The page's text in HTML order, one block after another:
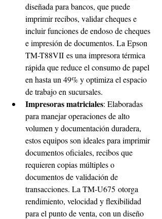
diseñada para bancos, que puede
imprimir recibos, validar cheques e
incluir funciones de endoso de cheques
e impresión de documentos. La Epson
TM-T88VII es una impresora térmica
rápida que reduce el consumo de papel
en hasta un 49% y optimiza el espacio
de trabajo en sucursales.
Impresoras matriciales: Elaboradas
para manejar operaciones de alto
volumen y documentación duradera,
estos equipos son ideales para imprimir
documentos oficiales, recibos que
requieren copias múltiples o
documentos de validación de
transacciones. La TM-U675 otorga
rendimiento, velocidad y flexibilidad
para el punto de venta, con un diseño